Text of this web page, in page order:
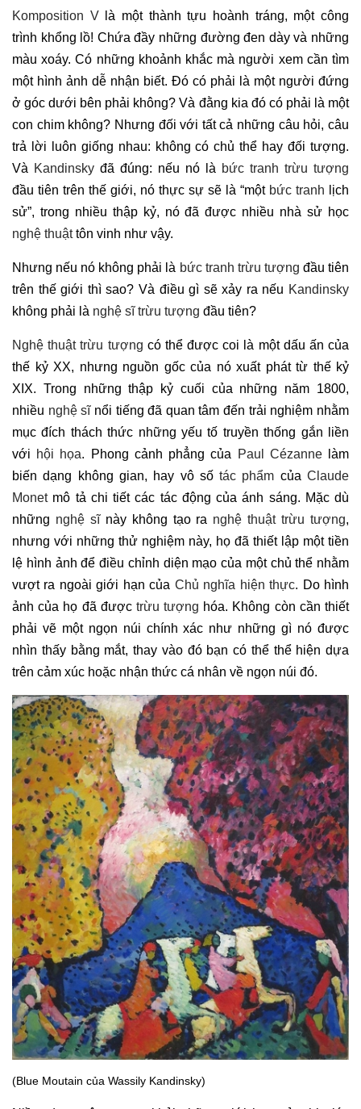
Komposition Vlà một thành tựu hoành tráng, một công
trình khổng lồ! Chứa đầy những đường đen dày và những
màu xoáy. Có những khoảnh khắc mà người xem cần tìm
một hình ảnh dễ nhận biết. Đó có phải là một người đứng
ở góc dưới bên phải không? Và đằng kia đó có phải là một
con chim không? Nhưng đối với tất cả những câu hỏi, câu
trả lời luôn giống nhau: không có chủ thể hay đối tượng.
Và Kandinsky đã đúng: nếu nó là bức tranh trừu tượng
đầu tiên trên thế giới, nó thực sự sẽ là “một bức tranh lịch
sử”, trong nhiều thập kỷ, nó đã được nhiều nhà sử học
nghệ thuậttôn vinh như vậy.
Nhưng nếu nó không phải là bức tranh trừu tượng đầu tiên
trên thế giới thì sao? Và điều gì sẽ xảy ra nếu Kandinsky
không phải là nghệ sĩ trừu tượng đầu tiên?
Nghệ thuật trừu tượng có thể được coi là một dấu ấn của
thế kỷ XX, nhưng nguồn gốc của nó xuất phát từ thế kỷ
XIX. Trong những thập kỷ cuối của những năm 1800,
nhiều nghệ sĩnổi tiếng đã quan tâm đến trải nghiệm nhằm
mục đích thách thức những yếu tố truyền thống gắn liền
với hội họa. Phong cảnh phẳng của Paul Cézannelàm
biến dạng không gian, hay vô sốtác phẩm củaClaude
Monetmô tả chi tiết các tác động của ánh sáng. Mặc dù
những nghệ sĩnày không tạo ra nghệ thuật trừu tượng,
nhưng với những thử nghiệm này, họ đã thiết lập một tiền
lệ hình ảnh để điều chỉnh diện mạo của một chủ thể nhằm
vượt ra ngoài giới hạn của Chủ nghĩa hiện thực. Do hình
ảnh của họ đã được trừu tượng hóa. Không còn cần thiết
phải vẽ một ngọn núi chính xác như những gì nó được
nhìn thấy bằng mắt, thay vào đó bạn có thể thể hiện dựa
trên cảm xúc hoặc nhận thức cá nhân về ngọn núi đó.
(Blue Moutain của Wassily Kandinsky)